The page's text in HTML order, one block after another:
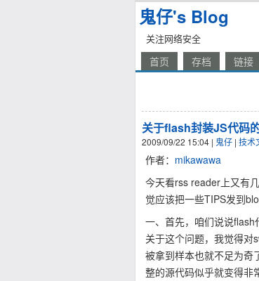
鬼仔's Blog
关注网络安全
首页 存档 链接
关于flash封装JS代码
2009/09/22 15:04 | 鬼仔 | 技术
作者： mikawawa
今天看rss reader上又有
觉应该把一些TIPS发到
一、首先，咱们说说flash
关于这个问题，我觉得对
被拿到样本也就不足为奇
整的源代码似乎就变得非